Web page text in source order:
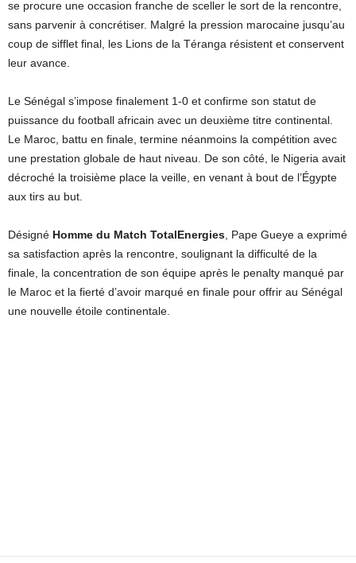
se procure une occasion franche de sceller le sort de la rencontre,
sans parvenir à concrétiser. Malgré la pression marocaine jusqu’au
coup de sifflet final, les Lions de la Téranga résistent et conservent
leur avance.
Le Sénégal s’impose finalement 1-0 et confirme son statut de
puissance du football africain avec un deuxième titre continental.
Le Maroc, battu en finale, termine néanmoins la compétition avec
une prestation globale de haut niveau. De son côté, le Nigeria avait
décroché la troisième place la veille, en venant à bout de l’Égypte
aux tirs au but.
Désigné Homme du Match TotalEnergies , Pape Gueye a exprimé
sa satisfaction après la rencontre, soulignant la difficulté de la
finale, la concentration de son équipe après le penalty manqué par
le Maroc et la fierté d’avoir marqué en finale pour offrir au Sénégal
une nouvelle étoile continentale.